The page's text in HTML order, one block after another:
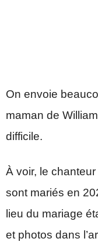
On envoie
maman de
difficile.
À voir, le
sont mariés en
lieu du mariage
et photos dans